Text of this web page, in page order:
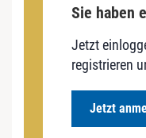
Sie haben
Jetzt
registrieren
Jetzt